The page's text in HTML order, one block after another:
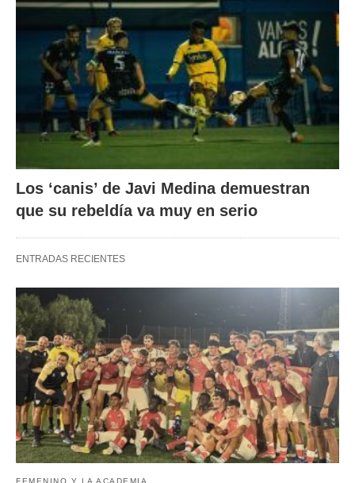
Los ‘canis’ de Javi Medina demuestran
que su rebeldía va muy en serio
ENTRADAS RECIENTES
FEMENINO Y LA ACADEMIA